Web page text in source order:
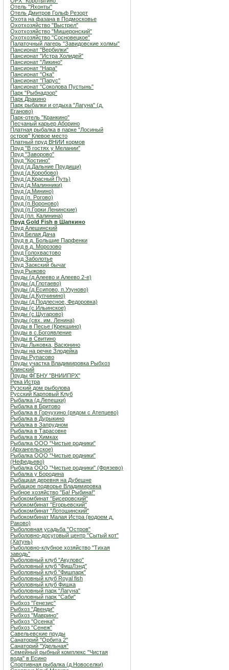
Отель "Яхонты"
Отель Дмитров Гольф Резорт
Охота на фазана в Подмосковье
Охотхозяйство "Выстрел"
Охотхозяйство "Мишеронский"
Охотхозяйство "Сосновецкое"
Палаточный лагерь "Завидовские холмы"
Пансионат "Вербилки"
Пансионат "Истра Холидей"
Пансионат "Ликино"
Пансионат "Нара"
Пансионат "Ока"
Пансионат "Парус"
Пансионат "Соколова Пустынь"
Парк "Рыбнадзор"
Парк Дракино
Парк рыбалки и отдыха "Лагуна" (д.
Еганово)
Парк-отель "Кранкино"
Песчаный карьер Аборино
Платная рыбалка в парке "Лосиный
остров" Клевое место
Платный пруд ВНИИ кормов
Пруд "В гостях у Мелании"
Пруд "Заворово"
Пруд "Костино"
Пруд (д.Дальние Прудищи)
Пруд (д.Коробово)
Пруд (д.Красный Путь)
Пруд (д.Малинники)
Пруд (д.Минино)
Пруд (п. Рогово)
Пруд (п.Вороново)
Пруд (п.Горки Ленинские)
Пруд (пл. Калинина)
Пруд Gold Fish в Шапкино
Пруд Алешинский
Пруд Белая Дача
Пруд в д. Большие Парфенки
Пруд в д. Морозово
Пруд Голохвастово
Пруд Заболотье
Пруд Заокский бычаг
Пруд Рыжово
Пруды (д.Алеево и Алеево 2-е)
Пруды (д.Глотаево)
Пруды (д.Есипово, п.Узуново)
Пруды (д.Купчинино)
Пруды (д.Подлесное, Федоровка)
Пруды (с.Ильинское)
Пруды (с.Шугарово)
Пруды (свх. им. Ленина)
Пруды в Песье (Крекшино)
Пруды в с.Богоявление
Пруды в Свитино
Пруды Лыковка, Васюнино
Пруды на речке Злодейка
Пруды Рупасово
Пруды участка Владимировка Рыбхоз
Клинский
Пруды ФГБНУ "ВНИИПРХ"
Река Истра
Рузский дом рыболова
Русский Карповый Клуб
Рыбалка (д.Лепешки)
Рыбалка в Бритово
Рыбалка в Горчухино (рядом с Атепцево)
Рыбалка в Дурыкино
Рыбалка в Запрудном
Рыбалка в Тарасовке
Рыбалка в Химках
Рыбалка ООО "Чистые родники"
(Архангельское)
Рыбалка ООО "Чистые родники"
(Нефедьево)
Рыбалка ООО "Чистые родники" (Фрязево)
Рыбалка у Бородина
Рыбацкая деревня на Дубешне
Рыбацкое подворье Владимировка
Рыбное хозяйство "Ба! Рыбина!"
Рыбокомбинат "Бисеровский"
Рыбокомбинат "Егорьевский"
Рыбокомбинат "Лотошинский"
Рыбокомбинат Малая Истра (водоем д.
Раково)
Рыболовная усадьба "Остров"
Рыболовно-досуговый центр "Сытый кот"
(Хатунь)
Рыболовно-клубное хозяйство "Тихая
заводь"
Рыболовный клуб "Акулово"
Рыболовный клуб "ФишЛэнд"
Рыболовный клуб "Фишпарк"
Рыболовный клуб Royal fish
Рыболовный клуб Фишка
Рыболовный парк "Лагуна"
Рыболовный парк "Саби"
Рыбхоз "Генезис"
Рыбхоз "Двенди"
Рыбхоз "Маврино"
Рыбхоз "Осенка"
Рыбхоз "Сенеж"
Савельевские пруды
Санаторий "Орбита 2"
Санаторий "Удельная"
Семейный рыбный комплекс "Чистая
вода" в Есино
Спортивная рыбалка (д.Новоселки)